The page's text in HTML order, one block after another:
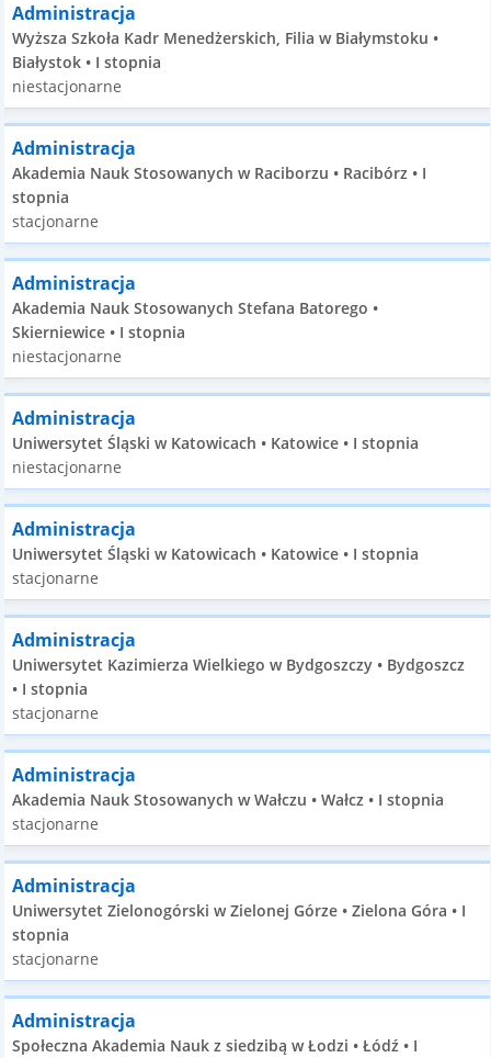
Administracja
Wyższa Szkoła Kadr Menedżerskich, Filia w Białymstoku •
Białystok • I stopnia
niestacjonarne
Administracja
Akademia Nauk Stosowanych w Raciborzu • Racibórz • I
stopnia
stacjonarne
Administracja
Akademia Nauk Stosowanych Stefana Batorego •
Skierniewice • I stopnia
niestacjonarne
Administracja
Uniwersytet Śląski w Katowicach • Katowice • I stopnia
niestacjonarne
Administracja
Uniwersytet Śląski w Katowicach • Katowice • I stopnia
stacjonarne
Administracja
Uniwersytet Kazimierza Wielkiego w Bydgoszczy • Bydgoszcz
• I stopnia
stacjonarne
Administracja
Akademia Nauk Stosowanych w Wałczu • Wałcz • I stopnia
stacjonarne
Administracja
Uniwersytet Zielonogórski w Zielonej Górze • Zielona Góra • I
stopnia
stacjonarne
Administracja
Społeczna Akademia Nauk z siedzibą w Łodzi • Łódź • I